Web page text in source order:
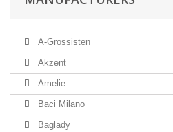
A-Grossisten
Akzent
Amelie
Baci Milano
Baglady